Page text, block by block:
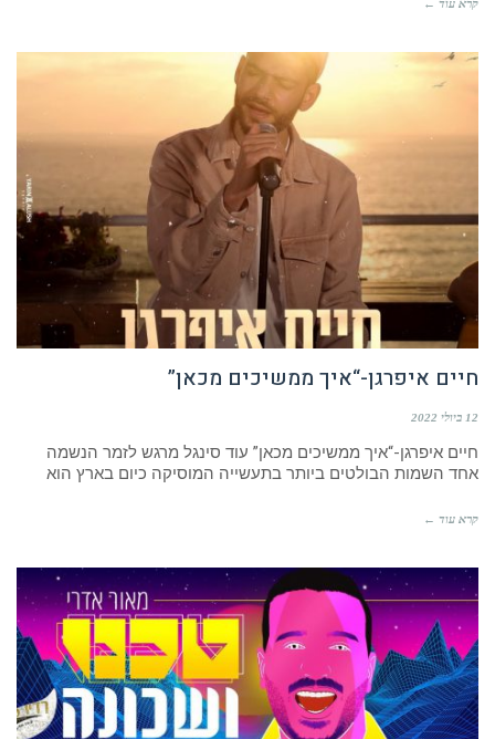
קרא עוד ←
חיים איפרגן-“איך ממשיכים מכאן”
12 ביולי 2022
חיים איפרגן-“איך ממשיכים מכאן” עוד סינגל מרגש לזמר הנשמה
אחד השמות הבולטים ביותר בתעשייה המוסיקה כיום בארץ הוא
קרא עוד ←